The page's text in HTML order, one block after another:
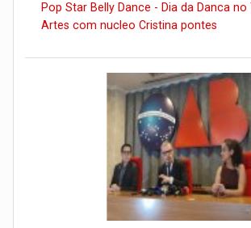
Pop Star Belly Dance - Dia da Danca no
Artes com nucleo Cristina pontes